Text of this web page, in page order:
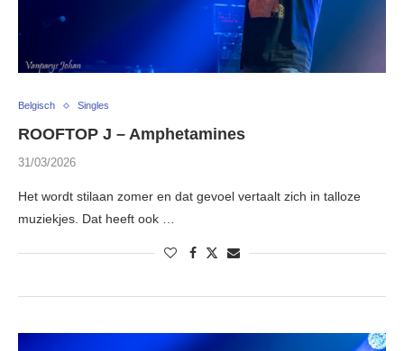
Belgisch Singles
ROOFTOP J – Amphetamines
31/03/2026
Het wordt stilaan zomer en dat gevoel vertaalt zich in talloze
muziekjes. Dat heeft ook …